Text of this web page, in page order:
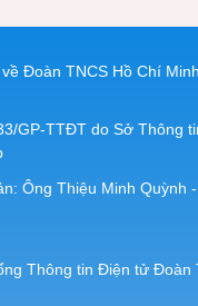
Đoàn TNCS Hồ Chí
GP-TTĐT do Sở Thông
Ông Thiệu Minh Quỳnh
Thông tin Điện tử Đoàn